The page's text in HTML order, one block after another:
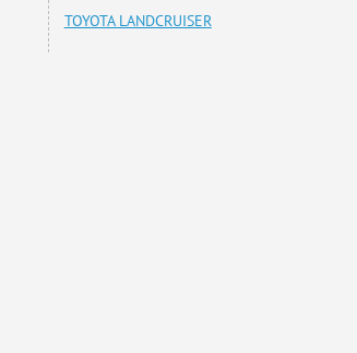
TOYOTA LANDCRUISER